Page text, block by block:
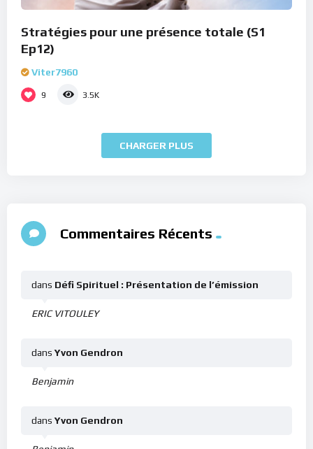
Stratégies pour une présence totale (S1
Ep12)
Viter7960
9 3.5K
CHARGER PLUS
Commentaires Récents
ERIC VITOULEY
dans Défi Spirituel : Présentation de l’émission
Benjamin
dans Yvon Gendron
dans Yvon Gendron